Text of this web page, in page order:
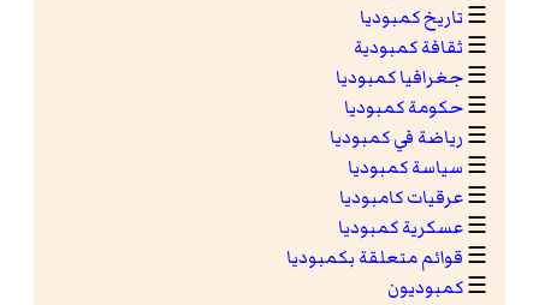
☰ تاريخ كمبوديا
☰ ثقافة كمبودية
☰جغرافيا كمبوديا
☰حكومة كمبوديا
☰ رياضة في كمبوديا
☰ سياسة كمبوديا
☰عرقيات كامبوديا
☰عسكرية كمبوديا
☰ قوائم متعلقة بكمبوديا
☰كمبوديون